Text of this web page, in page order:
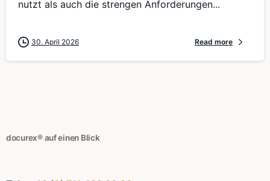
nutzt als auch die strengen Anforderungen...
30. April 2026 Read more
docurex® auf einen Blick